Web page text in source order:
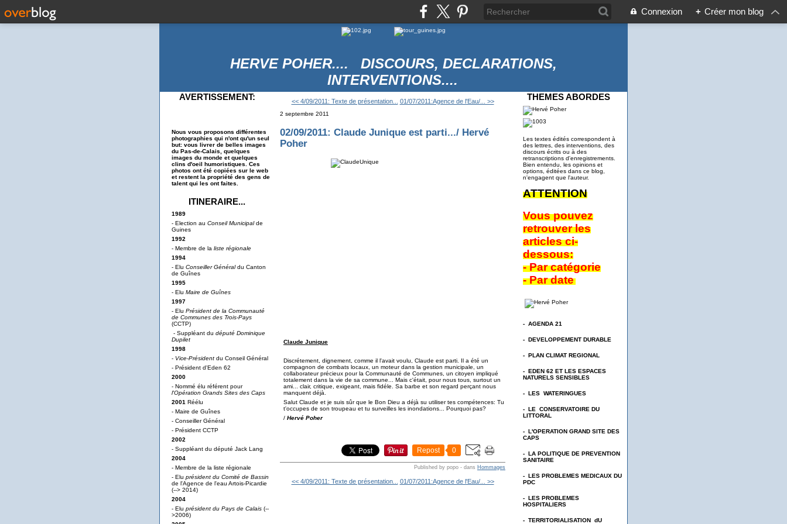
Connexion + Créer mon blog
HERVE POHER.... DISCOURS, DECLARATIONS,
INTERVENTIONS....
AVERTISSEMENT:
Nous vous proposons différentes
photographies qui n'ont qu'un seul
but: vous livrer de belles images
du Pas-de-Calais, quelques
images du monde et quelques
clins d'oeil humoristiques. Ces
photos ont été copiées sur le web
et restent la propriété des gens de
talent qui les ont faites.
ITINERAIRE...
1989
- Election au Conseil Municipalde
Guines
1992
- Membre de la liste régionale
1994
- Elu Conseiller Généraldu Canton
de Guînes
1995
- Elu Maire de Guînes
1997
- Elu Président de la Communauté
de Communes des Trois-Pays
(CCTP)
- Suppléant du député Dominique
Dupilet
1998
- Vice-Président du Conseil Général
- Président d'Eden 62
2000
- Nommé élu référent pour
l'Opération Grands Sites des Caps
2001 Réélu
- Maire de Guînes
- Conseiller Général
- Président CCTP
2002
- Suppléant du député Jack Lang
2004
- Membre de la liste régionale
- Elu président du Comité de Bassin
de l'Agence de l'eau Artois-Picardie
(--> 2014)
2004
- Elu président du Pays de Calais (--
>2006)
<< 4/09/2011: Texte de présentation... 01/07/2011:Agence de l'Eau/... >>
2 septembre 2011
02/09/2011: Claude Junique est parti.../ Hervé
Poher
Claude Junique
Discrétement, dignement, comme il l'avait voulu, Claude est parti. Il a été un
compagnon de combats locaux, un moteur dans la gestion municipale, un
collaborateur précieux pour la Communauté de Communes, un citoyen impliqué
totalement dans la vie de sa commune... Mais c'était, pour nous tous, surtout un
ami... clair, critique, exigeant, mais fidéle. Sa barbe et son regard perçant nous
manquent déjà.
Salut Claude et je suis sûr que le Bon Dieu a déjà su utiliser tes compétences: Tu
t'occupes de son troupeau et tu surveilles les inondations... Pourquoi pas?
/ Hervé Poher
Repost 0
Published by popo - dans Hommages
<< 4/09/2011: Texte de présentation... 01/07/2011:Agence de l'Eau/... >>
THEMES ABORDES
Les textes édités correspondent à
des lettres, des interventions, des
discours écrits ou à des
retranscriptions d'enregistrements.
Bien entendu, les opinions et
options, éditées dans ce blog,
n'engagent que l'auteur.
ATTENTION
Vous pouvez
retrouver les
articles ci-
dessous:
- Par catégorie
- Par date
- AGENDA 21
- DEVELOPPEMENT DURABLE
- PLAN CLIMAT REGIONAL
- EDEN 62 ET LES ESPACES
NATURELS SENSIBLES
- LES WATERINGUES
- LE CONSERVATOIRE DU
LITTORAL
- L'OPERATION GRAND SITE DES
CAPS
- LA POLITIQUE DE PREVENTION
SANITAIRE
- LES PROBLEMES MEDICAUX DU
PDC
- LES PROBLEMES
HOSPITALIERS
- TERRITORIALISATION dU